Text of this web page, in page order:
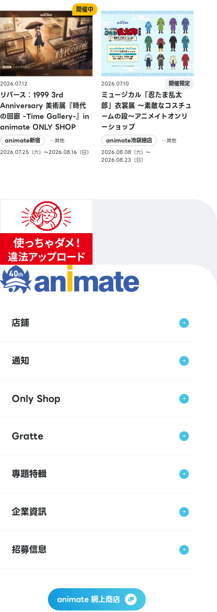
2026.07.12
リバース：1999 3rd
Anniversary 美術展『時代
の回廊 -Time Gallery-』in
animate ONLY SHOP
animate新宿
…其他
2026.07.25（六）〜2026.08.16（日）
2026.07.10
ミュージカル「忍たま乱太
郎」衣裳展 ～素敵なコスチュ
ームの段～アニメイトオンリ
ーショップ
animate池袋總店
…其他
2026.08.08（六）〜
2026.08.23（日）
店鋪
通知
Only Shop
Gratte
專題特輯
企業資訊
招募信息
animate 網上商店